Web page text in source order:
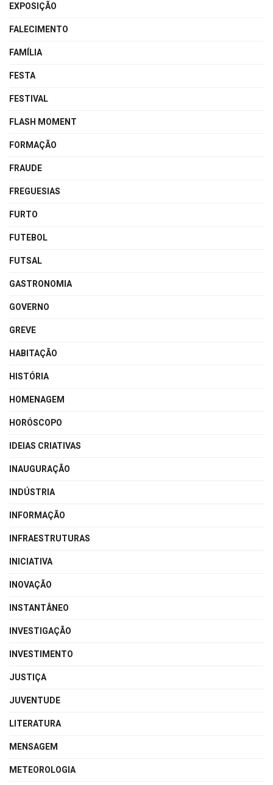
EXPOSIÇÃO
FALECIMENTO
FAMÍLIA
FESTA
FESTIVAL
FLASH MOMENT
FORMAÇÃO
FRAUDE
FREGUESIAS
FURTO
FUTEBOL
FUTSAL
GASTRONOMIA
GOVERNO
GREVE
HABITAÇÃO
HISTÓRIA
HOMENAGEM
HORÓSCOPO
IDEIAS CRIATIVAS
INAUGURAÇÃO
INDÚSTRIA
INFORMAÇÃO
INFRAESTRUTURAS
INICIATIVA
INOVAÇÃO
INSTANTÂNEO
INVESTIGAÇÃO
INVESTIMENTO
JUSTIÇA
JUVENTUDE
LITERATURA
MENSAGEM
METEOROLOGIA